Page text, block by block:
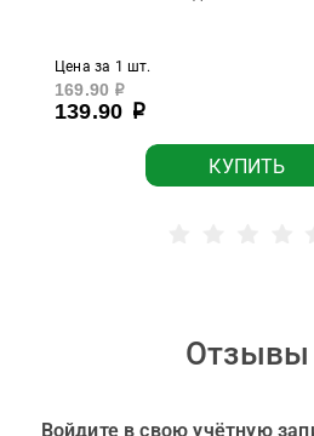
Цена за 1 шт.
169.90 р
139.90 р
КУПИТЬ
Отзывы
Войдите в свою учётную